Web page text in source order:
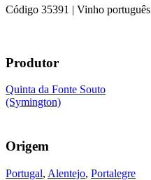
Código 35391 | Vinho português
Produtor
Quinta da Fonte Souto
(Symington)
Origem
Portugal, Alentejo, Portalegre